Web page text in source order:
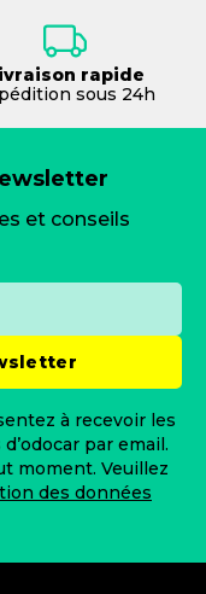
rapide
sous 24h
et conseils
à recevoir les
par email.
moment. Veuillez
des données